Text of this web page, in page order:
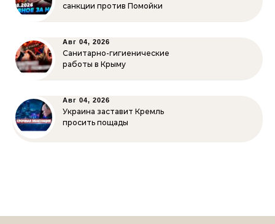
санкции против Помойки
Авг 04, 2026
Санитарно-гигиенические
работы в Крыму
Авг 04, 2026
Украина заставит Кремль
просить пощады